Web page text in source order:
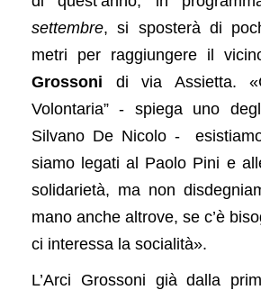
settembre, si sposterà di
metri per raggiungere il
Grossoni di via Assietta.
Volontaria” - spiega uno
Silvano De Nicolo -
siamo legati al Paolo Pini e
solidarietà, ma non
mano anche altrove, se c’è
ci interessa la socialità».
L’Arci Grossoni già dalla